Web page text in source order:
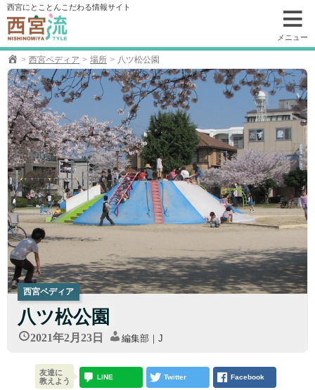
コ
ン
テ
ン
ツ
へ
移
動
西宮にとことんこだわる情報サイト
メニュー
西宮ペディア 場所 八ツ松公園
西宮ペディア
八ツ松公園
2021年2月23日 編集部｜J
友達に
教えよう
LINE Twitter Facebook